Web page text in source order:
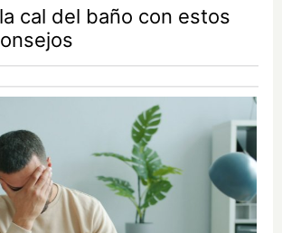
cal del baño con estos